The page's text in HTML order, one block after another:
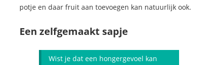
potje en daar fruit aan toevoegen kan natuurlijk ook.
Een zelfgemaakt sapje
Wist je dat een hongergevoel kan